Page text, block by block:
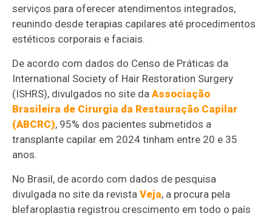
serviços para oferecer atendimentos integrados,
reunindo desde terapias capilares até procedimentos
estéticos corporais e faciais.
De acordo com dados do Censo de Práticas da
International Society of Hair Restoration Surgery
(ISHRS), divulgados no site daAssociação
Brasileira de Cirurgia da Restauração Capilar
(ABCRC), 95% dos pacientes submetidos a
transplante capilar em 2024 tinham entre 20 e 35
anos.
No Brasil, de acordo com dados de pesquisa
divulgada no site da revistaVeja, a procura pela
blefaroplastia registrou crescimento em todo o país